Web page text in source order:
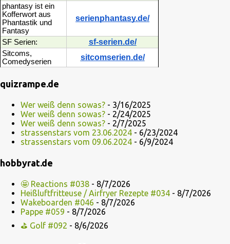
phantasy ist ein
Kofferwort aus
Phantastik und
Fantasy
serienphantasy.de/
SF Serien: sf-serien.de/
Sitcoms,
Comedyserien
sitcomserien.de/
quizrampe.de
Wer weiß denn sowas? - 3/16/2025
Wer weiß denn sowas? - 2/24/2025
Wer weiß denn sowas? - 2/7/2025
strassenstars vom 23.06.2024 - 6/23/2024
strassenstars vom 09.06.2024 - 6/9/2024
hobbyrat.de
🤩 Reactions #038 - 8/7/2026
Heißluftfritteuse / Airfryer Rezepte #034 - 8/7/2026
Wakeboarden #046 - 8/7/2026
Pappe #059 - 8/7/2026
⛳ Golf #092 - 8/6/2026